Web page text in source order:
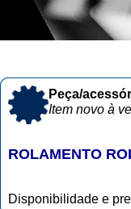
Peça/
Item novo à
ROLAMENTO
Disponibilidade e